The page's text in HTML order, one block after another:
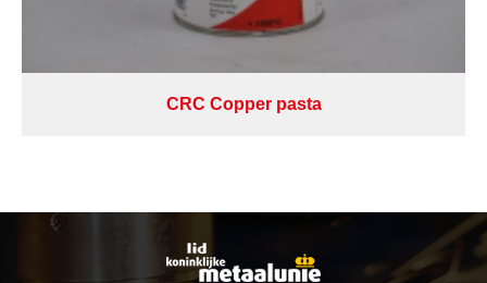
CRC Copper pasta